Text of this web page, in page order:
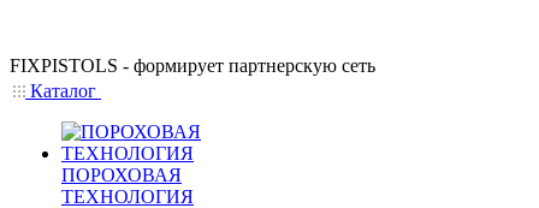
FIXPISTOLS - формирует партнерскую сеть
Каталог
ПОРОХОВАЯ
ТЕХНОЛОГИЯ